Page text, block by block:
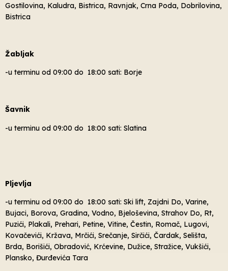
Gostilovina, Kaludra, Bistrica, Ravnjak, Crna Poda, Dobrilovina,
Bistrica
Žabljak
-u terminu od 09:00 do 18:00 sati: Borje
Šavnik
-u terminu od 09:00 do 18:00 sati: Slatina
Pljevlja
-u terminu od 09:00 do 18:00 sati: Ski lift, Zajdni Do, Varine,
Bujaci, Borova, Gradina, Vodno, Bjeloševina, Strahov Do, Rt,
Puzići, Plakali, Prehari, Petine, Vitine, Čestin, Romač, Lugovi,
Kovačevići, Kržava, Mrčići, Srečanje, Sirčići, Čardak, Selišta,
Brda, Borišići, Obradović, Krćevine, Dužice, Stražice, Vukšići,
Plansko, Đurđevića Tara